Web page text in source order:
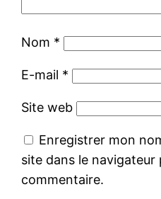
Nom *
E-mail *
Site web
Enregistrer mon
site dans le
commentaire.